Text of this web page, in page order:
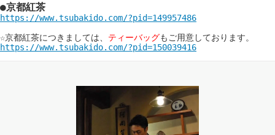
●京都紅茶
https://www.tsubakido.com/?pid=149957486
☆京都紅茶につきましては、 ティーバッグ
https://www.tsubakido.com/?pid=150039416